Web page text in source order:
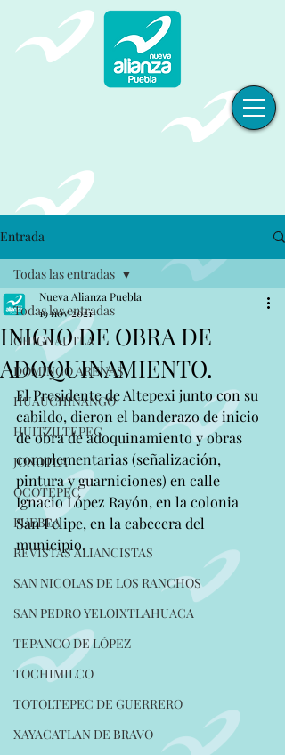
Entrada
Todas las entradas
CHIGNAUTLA
DOMINGO ARENAS
HUAUCHINANGO
HUITZILTEPEC
JONOTLA
OCOTEPEC
PUEBLA
REVISTAS ALIANCISTAS
SAN NICOLAS DE LOS RANCHOS
SAN PEDRO YELOIXTLAHUACA
TEPANCO DE LÓPEZ
TOCHIMILCO
TOTOLTEPEC DE GUERRERO
XAYACATLAN DE BRAVO
Todas las entradas
INICIO DE OBRA DE
ADOQUINAMIENTO.
Nueva Alianza Puebla
19 nov 2021
El Presidente de Altepexi junto con su
cabildo, dieron el banderazo de inicio
de obra de adoquinamiento y obras
complementarias (señalización,
pintura y guarniciones) en calle
Ignacio López Rayón, en la colonia
San Felipe, en la cabecera del
municipio.